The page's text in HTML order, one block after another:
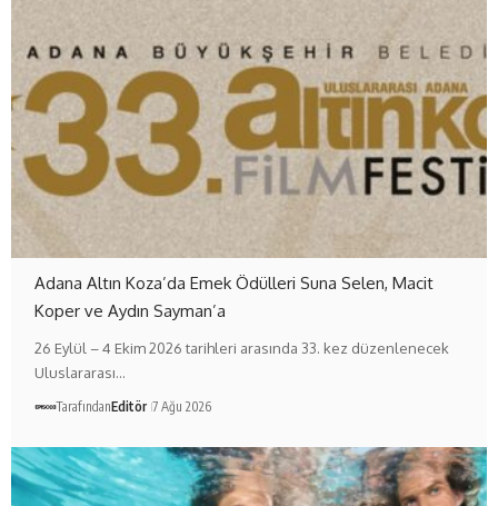
Adana Altın Koza’da Emek Ödülleri Suna Selen, Macit
Koper ve Aydın Sayman’a
26 Eylül – 4 Ekim 2026 tarihleri arasında 33. kez düzenlenecek
Uluslararası…
TarafındanEditör 7 Ağu 2026